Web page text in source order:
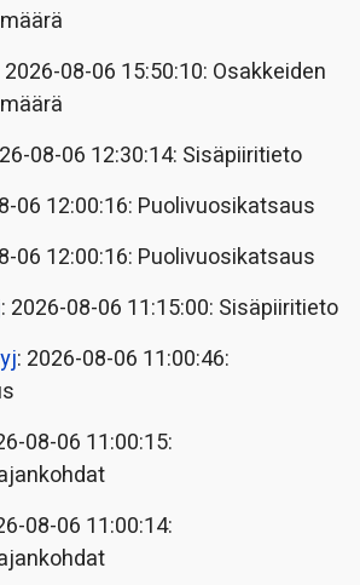
2026-08-06 15:50:10: Osakkeiden
08-06 12:30:14: Sisäpiiritieto
06 12:00:16: Puolivuosikatsaus
06 12:00:16: Puolivuosikatsaus
: 2026-08-06 11:15:00: Sisäpiiritieto
: 2026-08-06 11:00:46:
08-06 11:00:15:
08-06 11:00:14: